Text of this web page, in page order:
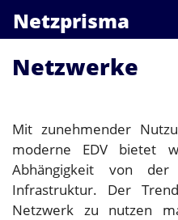
Netzwerke
Mit zunehmender
moderne EDV bietet
Abhängigkeit von
Infrastruktur. Der
Netzwerk zu nutzen
Netzprisma